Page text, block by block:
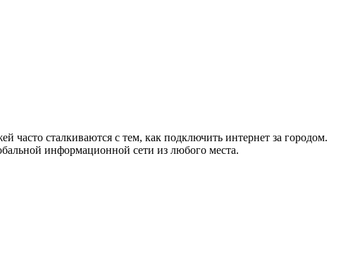
часто сталкиваются с тем, как подключить интернет за городом.
информационной сети из любого места.